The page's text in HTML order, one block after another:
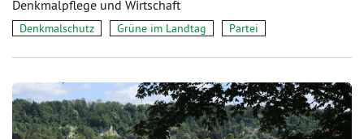
Denkmalpflege und Wirtschaft
Denkmalschutz Grüne im Landtag Partei